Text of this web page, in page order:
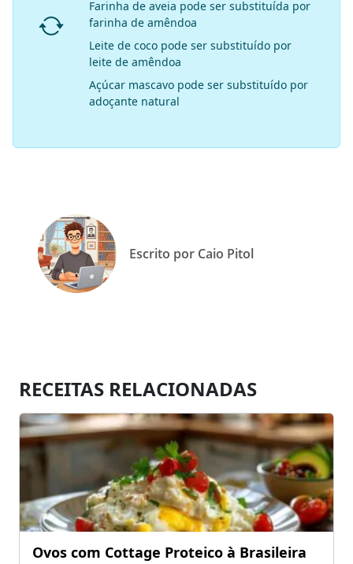
Farinha de aveia pode ser substituída por
farinha de amêndoa
Leite de coco pode ser substituído por
leite de amêndoa
Açúcar mascavo pode ser substituído por
adoçante natural
Escrito por Caio Pitol
RECEITAS RELACIONADAS
Ovos com Cottage Proteico à Brasileira